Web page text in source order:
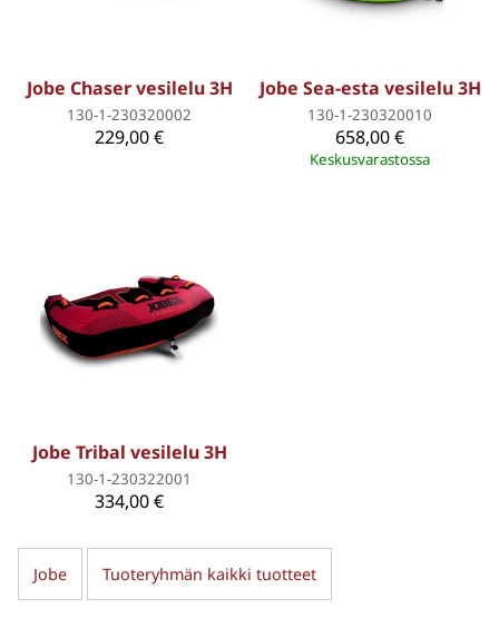
Jobe Chaser vesilelu 3H
130-1-230320002
229,00 €
Jobe Sea-esta vesilelu 3H
130-1-230320010
658,00 €
Keskusvarastossa
Jobe Tribal vesilelu 3H
130-1-230322001
334,00 €
Jobe Tuoteryhmän kaikki tuotteet